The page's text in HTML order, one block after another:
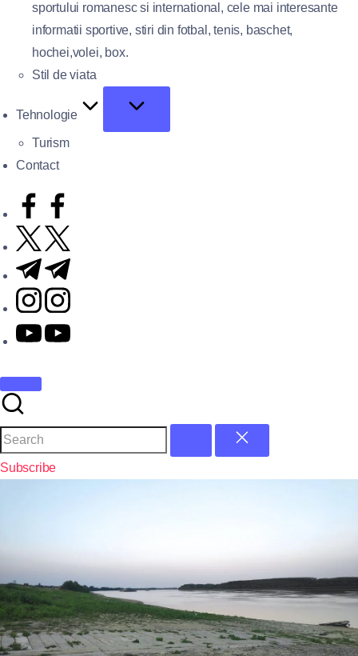
sportului romanesc si international, cele mai interesante
informatii sportive, stiri din fotbal, tenis, baschet,
hochei,volei, box.
Stil de viata
Tehnologie
Turism
Contact
Subscribe